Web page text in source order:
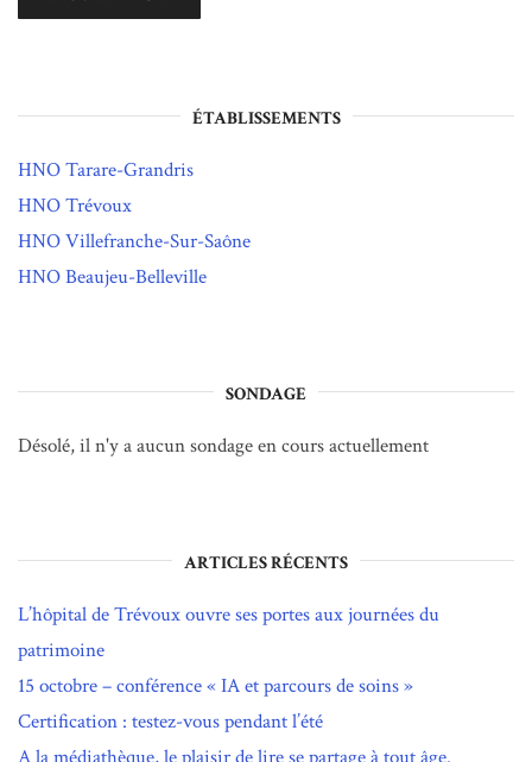
ÉTABLISSEMENTS
HNO Tarare-Grandris
HNO Trévoux
HNO Villefranche-Sur-Saône
HNO Beaujeu-Belleville
SONDAGE
Désolé, il n'y a aucun sondage en cours actuellement
ARTICLES RÉCENTS
L’hôpital de Trévoux ouvre ses portes aux journées du
patrimoine
15 octobre – conférence « IA et parcours de soins »
Certification : testez-vous pendant l’été